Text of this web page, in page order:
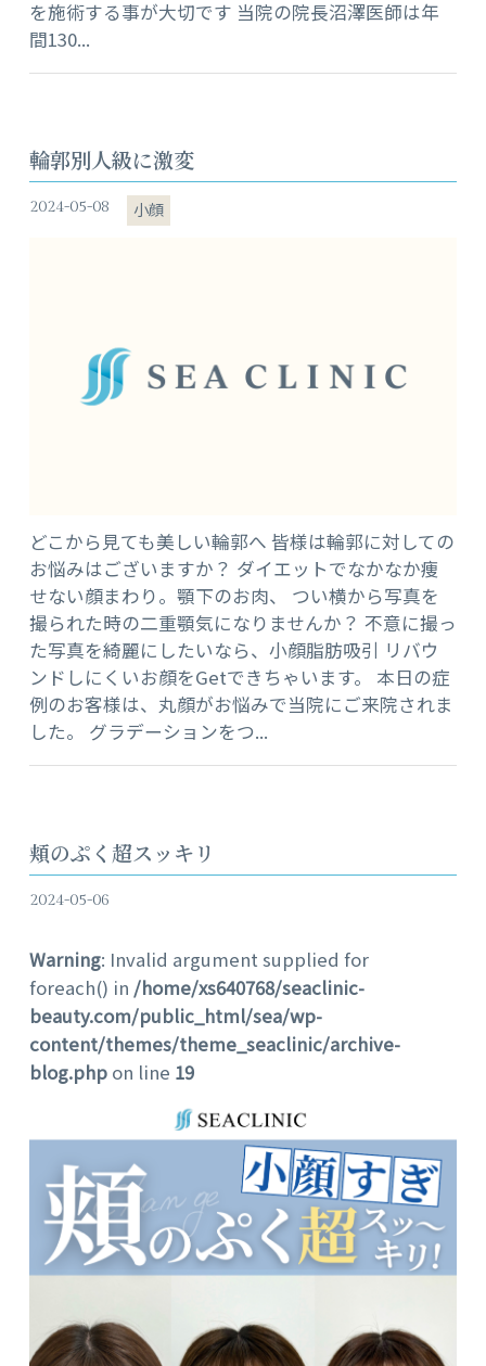
を施術する事が大切です 当院の院長沼澤医師は年
間130...
輪郭別人級に激変
2024-05-08 小顔
どこから見ても美しい輪郭へ 皆様は輪郭に対しての
お悩みはございますか？ ダイエットでなかなか痩
せない顔まわり。顎下のお肉、 つい横から写真を
撮られた時の二重顎気になりませんか？ 不意に撮っ
た写真を綺麗にしたいなら、小顔脂肪吸引 リバウ
ンドしにくいお顔をGetできちゃいます。 本日の症
例のお客様は、丸顔がお悩みで当院にご来院されま
した。 グラデーションをつ...
頬のぷく超スッキリ
2024-05-06
Warning: Invalid argument supplied for
foreach() in /home/xs640768/seaclinic-
beauty.com/public_html/sea/wp-
content/themes/theme_seaclinic/archive-
blog.phpon line 19